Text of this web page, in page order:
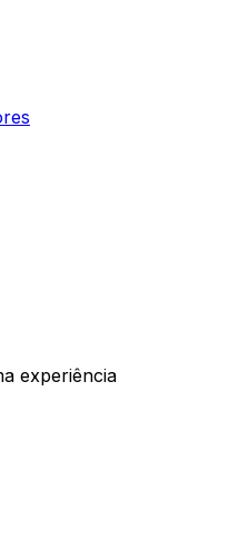
experiência